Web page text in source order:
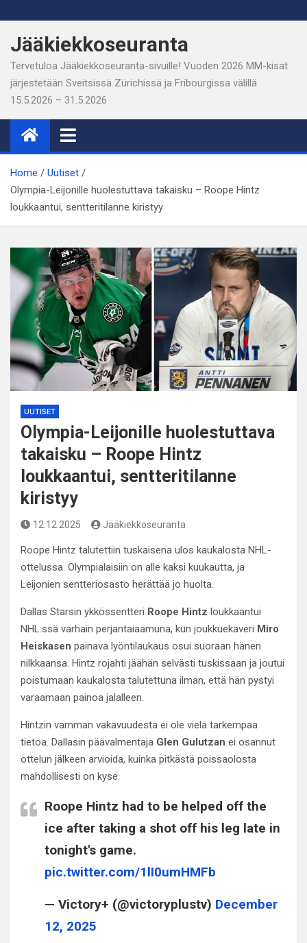
to
content
Jääkiekkoseuranta
Tervetuloa Jääkiekkoseuranta-sivuille! Vuoden 2026 MM-kisat
järjestetään Sveitsissä Zürichissä ja Fribourgissa välillä
15.5.2026 – 31.5.2026
Home
Uutiset
Olympia-Leijonille huolestuttava takaisku – Roope Hintz
loukkaantui, sentteritilanne kiristyy
UUTISET
Olympia-Leijonille huolestuttava
takaisku – Roope Hintz
loukkaantui, sentteritilanne
kiristyy
12.12.2025 Jääkiekkoseuranta
Roope Hintz talutettiin tuskaisena ulos kaukalosta NHL-
ottelussa. Olympialaisiin on alle kaksi kuukautta, ja
Leijonien sentteriosasto herättää jo huolta.
Dallas Starsin ykkössentteri Roope Hintz loukkaantui
NHL:ssä varhain perjantaiaamuna, kun joukkuekaveri Miro
Heiskasen painava lyöntilaukaus osui suoraan hänen
nilkkaansa. Hintz rojahti jäähän selvästi tuskissaan ja joutui
poistumaan kaukalosta talutettuna ilman, että hän pystyi
varaamaan painoa jalalleen.
Hintzin vamman vakavuudesta ei ole vielä tarkempaa
tietoa. Dallasin päävalmentaja Glen Gulutzan ei osannut
ottelun jälkeen arvioida, kuinka pitkästä poissaolosta
mahdollisesti on kyse.
Roope Hintz had to be helped off the
ice after taking a shot off his leg late in
tonight's game.
pic.twitter.com/1lI0umHMFb
— Victory+ (@victoryplustv) December
12, 2025